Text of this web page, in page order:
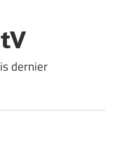
dernier